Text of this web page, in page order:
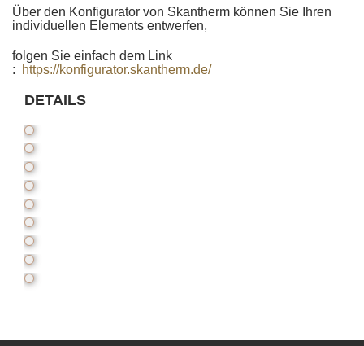
Über den Konfigurator von Skantherm können Sie Ihren
individuellen Elements entwerfen,
folgen Sie einfach dem Link
:
https://konfigurator.skantherm.de/
DETAILS